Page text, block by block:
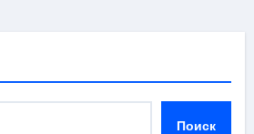
Поиск